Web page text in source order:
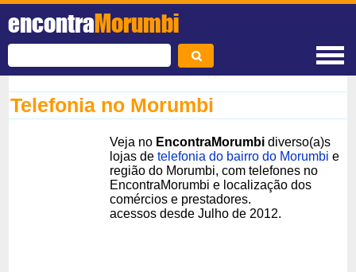
encontraMorumbi
Telefonia no Morumbi
Veja no EncontraMorumbi diverso(a)s
lojas detelefonia do bairro do Morumbi e
região do Morumbi, com telefones no
EncontraMorumbi e localização dos
comércios e prestadores.
acessos desde Julho de 2012.